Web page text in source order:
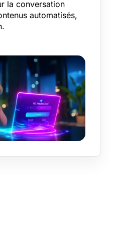
la conversation
automatisés,